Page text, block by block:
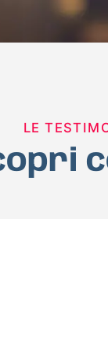
LE